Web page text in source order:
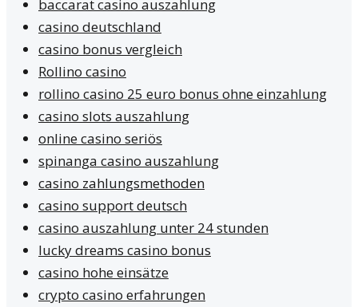
baccarat casino auszahlung
casino deutschland
casino bonus vergleich
Rollino casino
rollino casino 25 euro bonus ohne einzahlung
casino slots auszahlung
online casino seriös
spinanga casino auszahlung
casino zahlungsmethoden
casino support deutsch
casino auszahlung unter 24 stunden
lucky dreams casino bonus
casino hohe einsätze
crypto casino erfahrungen